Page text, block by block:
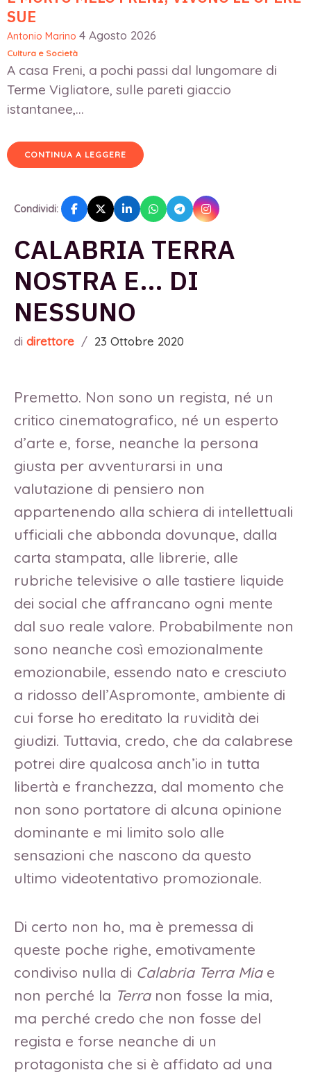
SUE
Antonio Marino 4 Agosto 2026
Cultura e Società
A casa Freni, a pochi passi dal lungomare di
Terme Vigliatore, sulle pareti giaccio
istantanee,...
CONTINUA A LEGGERE
Condividi:
CALABRIA TERRA
NOSTRA E… DI
NESSUNO
di direttore / 23 Ottobre 2020
Premetto. Non sono un regista, né un
critico cinematografico, né un esperto
d’arte e, forse, neanche la persona
giusta per avventurarsi in una
valutazione di pensiero non
appartenendo alla schiera di intellettuali
ufficiali che abbonda dovunque, dalla
carta stampata, alle librerie, alle
rubriche televisive o alle tastiere liquide
dei social che affrancano ogni mente
dal suo reale valore. Probabilmente non
sono neanche così emozionalmente
emozionabile, essendo nato e cresciuto
a ridosso dell’Aspromonte, ambiente di
cui forse ho ereditato la ruvidità dei
giudizi. Tuttavia, credo, che da calabrese
potrei dire qualcosa anch’io in tutta
libertà e franchezza, dal momento che
non sono portatore di alcuna opinione
dominante e mi limito solo alle
sensazioni che nascono da questo
ultimo videotentativo promozionale.
Di certo non ho, ma è premessa di
queste poche righe, emotivamente
condiviso nulla di Calabria Terra Mia e
non perché la Terranon fosse la mia,
ma perché credo che non fosse del
regista e forse neanche di un
protagonista che si è affidato ad una